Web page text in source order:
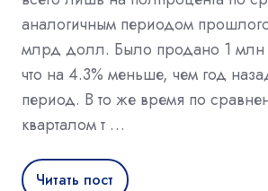
аналогичным периодом
млрд долл. Было продано 1 млн
что на 4.3% меньше, чем год
период. В то же время по
кварталом т …
Читать пост